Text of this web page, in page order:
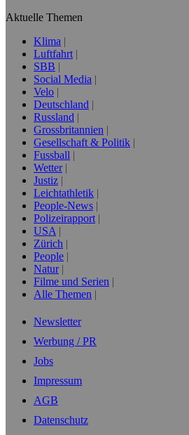
Aktuelle Themen
Klima
Luftfahrt
SBB
Social Media
Velo
Deutschland
Russland
Grossbritannien
Gesellschaft & Politik
Fussball
Wetter
Justiz
Leichtathletik
People-News
Polizeirapport
USA
Zürich
People
Natur
Filme und Serien
Alle Themen
Newsletter
Werbung / PR
Jobs
Impressum
AGB
Datenschutz